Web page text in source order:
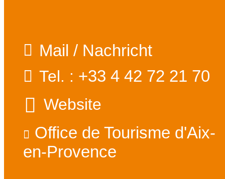
Mail / Nachricht
Tel. : +33 4 42 72 21 70
Website
Office de Tourisme d'Aix-
en-Provence